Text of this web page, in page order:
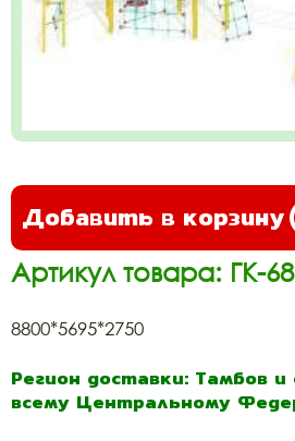
Добавить в корзину
Артикул товара: ГК-68
8800*5695*2750
Регион доставки: Тамбов
всему Центральному